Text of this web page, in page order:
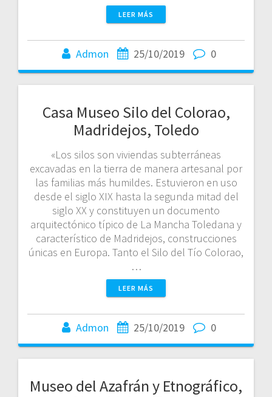
LEER MÁS
Admon 25/10/2019 0
Casa Museo Silo del Colorao,
Madridejos, Toledo
«Los silos son viviendas subterráneas
excavadas en la tierra de manera artesanal por
las familias más humildes. Estuvieron en uso
desde el siglo XIX hasta la segunda mitad del
siglo XX y constituyen un documento
arquitectónico típico de La Mancha Toledana y
característico de Madridejos, construcciones
únicas en Europa. Tanto el Silo del Tío Colorao,
…
LEER MÁS
Admon 25/10/2019 0
Museo del Azafrán y Etnográfico,